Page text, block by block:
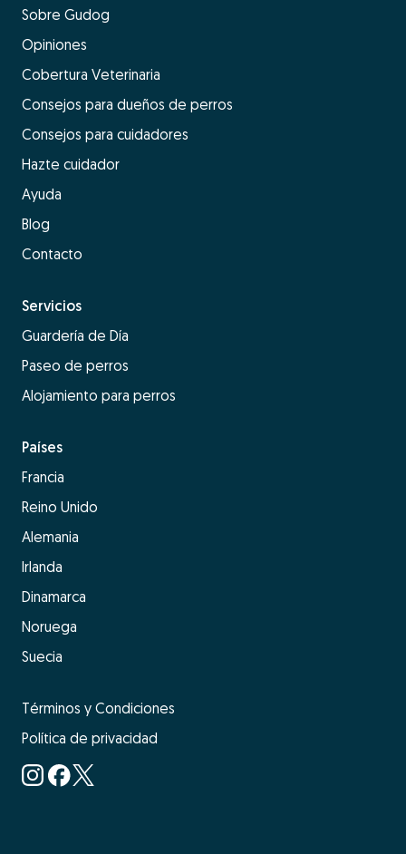
Sobre Gudog
Opiniones
Cobertura Veterinaria
Consejos para dueños de perros
Consejos para cuidadores
Hazte cuidador
Ayuda
Blog
Contacto
Servicios
Guardería de Día
Paseo de perros
Alojamiento para perros
Países
Francia
Reino Unido
Alemania
Irlanda
Dinamarca
Noruega
Suecia
Términos y Condiciones
Política de privacidad